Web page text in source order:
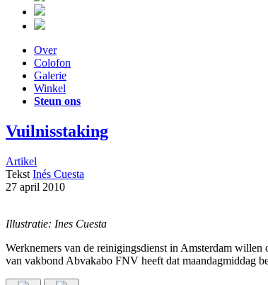
Over
Colofon
Galerie
Winkel
Steun ons
Vuilnisstaking
Artikel
Tekst Inés Cuesta
27 april 2010
Illustratie: Ines Cuesta
Werknemers van de reinigingsdienst in Amsterdam
van vakbond Abvakabo FNV heeft dat maandagmiddag